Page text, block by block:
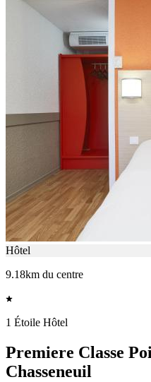
Hôtel
9.18km du centre
1 Étoile Hôtel
Premiere Classe
Chasseneuil